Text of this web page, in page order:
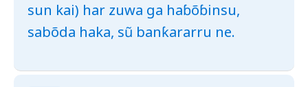
sun kai) har zuwa ga haɓõɓinsu,
sabõda haka, sũ banƙararru ne.